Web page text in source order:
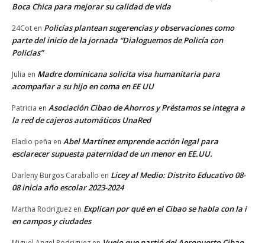
Boca Chica para mejorar su calidad de vida
24Cot en Policías plantean sugerencias y observaciones como
parte del inicio de la jornada “Dialoguemos de Policía con
Policías”
Julia en Madre dominicana solicita visa humanitaria para
acompañar a su hijo en coma en EE UU
Patricia en Asociación Cibao de Ahorros y Préstamos se integra a
la red de cajeros automáticos UnaRed
Eladio peña en Abel Martínez emprende acción legal para
esclarecer supuesta paternidad de un menor en EE.UU.
Darleny Burgos Caraballo en Licey al Medio: Distrito Educativo 08-
08 inicia año escolar 2023-2024
Martha Rodriguez en Explican por qué en el Cibao se habla con la i
en campos y ciudades